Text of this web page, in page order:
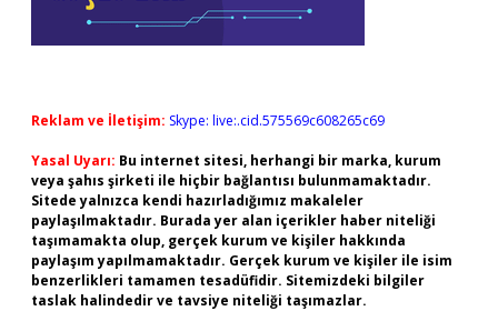
Reklam ve İletişim: Skype: live:.cid.575569c608265c69
Yasal Uyarı: Bu internet sitesi, herhangi bir marka, kurum
veya şahıs şirketi ile hiçbir bağlantısı bulunmamaktadır.
Sitede yalnızca kendi hazırladığımız makaleler
paylaşılmaktadır. Burada yer alan içerikler haber niteliği
taşımamakta olup, gerçek kurum ve kişiler hakkında
paylaşım yapılmamaktadır. Gerçek kurum ve kişiler ile isim
benzerlikleri tamamen tesadüfidir. Sitemizdeki bilgiler
taslak halindedir ve tavsiye niteliği taşımazlar.